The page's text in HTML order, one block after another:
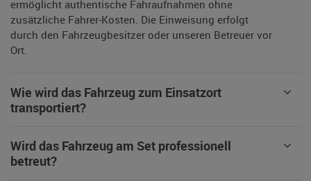
ermöglicht authentische Fahraufnahmen ohne
zusätzliche Fahrer-Kosten. Die Einweisung erfolgt
durch den Fahrzeugbesitzer oder unseren Betreuer vor
Ort.
Wie wird das Fahrzeug zum Einsatzort
transportiert?
Wird das Fahrzeug am Set professionell
betreut?